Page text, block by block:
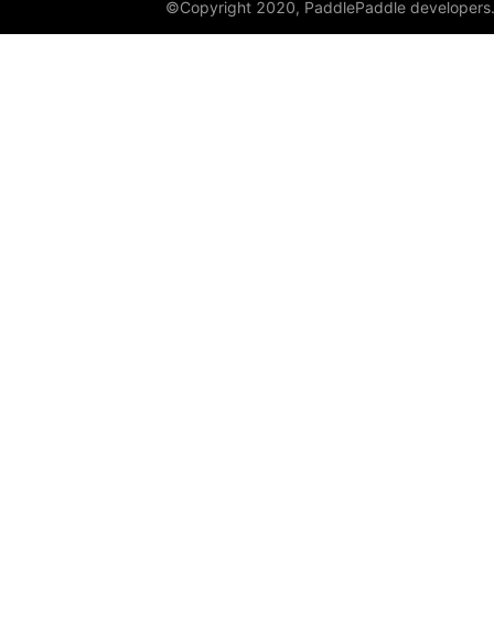
©Copyright 2020, PaddlePaddle developers.